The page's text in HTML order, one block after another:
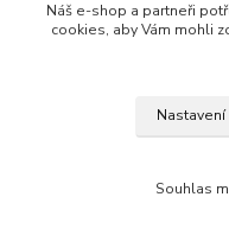
info@rajklubicek.cz
Náš e-shop a partneři
cookies, aby Vám mohli
Nastavení
Souhlas